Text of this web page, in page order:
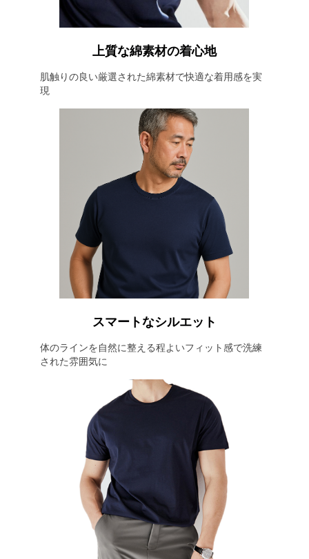
上質な綿素材の着心地
肌触りの良い厳選された綿素材で快適な着用感を実
現
スマートなシルエット
体のラインを自然に整える程よいフィット感で洗練
された雰囲気に